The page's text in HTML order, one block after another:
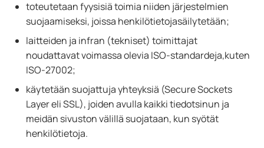
toteutetaan fyysisiä toimia niiden järjestelmien
suojaamiseksi, joissa henkilötietojasäilytetään;
laitteiden ja infran (tekniset) toimittajat
noudattavat voimassa olevia ISO-standardeja,kuten
ISO-27002;
käytetään suojattuja yhteyksiä (Secure Sockets
Layer eli SSL), joiden avulla kaikki tiedotsinun ja
meidän sivuston välillä suojataan, kun syötät
henkilötietoja.